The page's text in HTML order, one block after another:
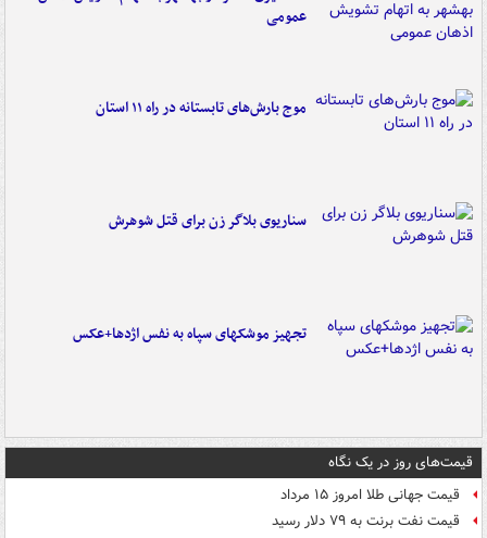
عمومی
موج بارش‌های تابستانه در راه ۱۱ استان
سناریوی بلاگر زن برای قتل شوهرش
تجهیز موشکهای سپاه به نفس اژدها+عکس
قیمت‌های روز در یک نگاه
قیمت جهانی طلا امروز ۱۵ مرداد
قیمت نفت برنت به ۷۹ دلار رسید